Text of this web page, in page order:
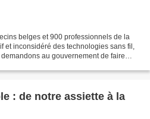
belges et 900 professionnels de la
et inconsidéré des technologies sans fil,
au gouvernement de faire
: de notre assiette à la